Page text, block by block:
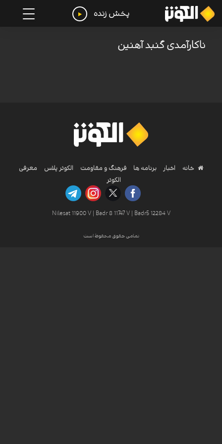
پخش زنده
ناکارآمدی گنبد آهنین
خانه اخبار برنامه ها فرهنگ و مقاومت الکوثر پلاس
معرفی
الکوثر
Nilesat 11900 V | Badr 8 11747 V | Badr5 12284 V
تمامی حقوق محفوظ است